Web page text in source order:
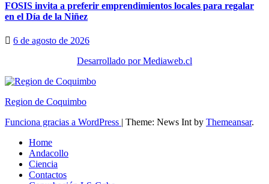
FOSIS invita a preferir emprendimientos locales para regalar
en el Día de la Niñez
6 de agosto de 2026
Desarrollado por Mediaweb.cl
Region de Coquimbo
Funciona gracias a WordPress | Theme: News Int by Themeansar.
Home
Andacollo
Ciencia
Contactos